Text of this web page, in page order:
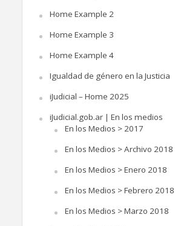
Home Example 2
Home Example 3
Home Example 4
Igualdad de género en la Justicia
iJudicial – Home 2025
iJudicial.gob.ar | En los medios
En los Medios > 2017
En los Medios > Archivo 2018
En los Medios > Enero 2018
En los Medios > Febrero 2018
En los Medios > Marzo 2018